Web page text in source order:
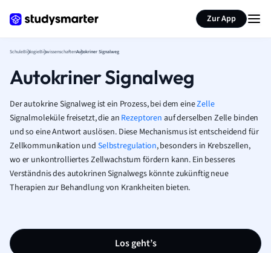
Zur App
SchuleBiologieBiowissenschaftenAutokriner Signalweg
Autokriner Signalweg
Der autokrine Signalweg ist ein Prozess, bei dem eineZelle
Signalmoleküle freisetzt, die an Rezeptoren auf derselben Zelle binden
und so eine Antwort auslösen. Diese Mechanismus ist entscheidend für
Zellkommunikation und Selbstregulation, besonders in Krebszellen,
wo er unkontrolliertes Zellwachstum fördern kann. Ein besseres
Verständnis des autokrinen Signalwegs könnte zukünftig neue
Therapien zur Behandlung von Krankheiten bieten.
Los geht’s
Seite zusammenfassen